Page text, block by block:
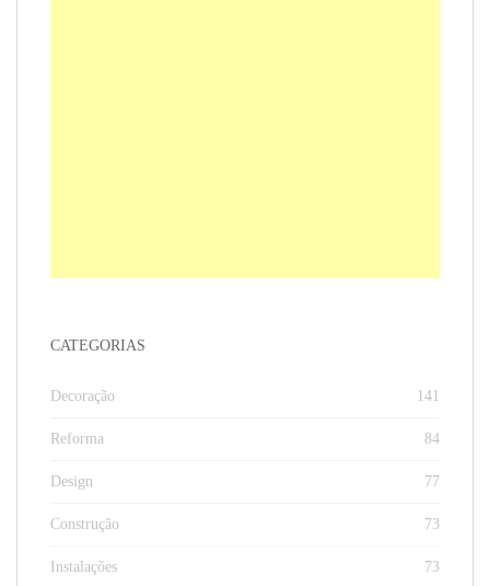
CATEGORIAS
Decoração 141
Reforma 84
Design 77
Construção 73
Instalações 73